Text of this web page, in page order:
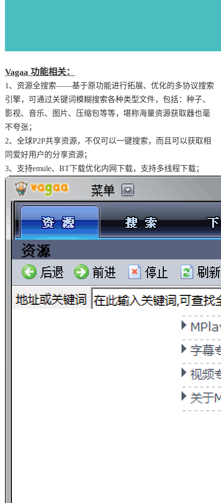
Vagaa 功能相关：
1、资源全搜索——基于原功能进行拓展、优化的多协议搜索
引擎，可通过关键词模糊搜索各种类型文件，包括：种子、
影视、音乐、图片、压缩包等等，堪称海量资源获取器也毫
不夸张；
2、全球P2P共享资源，不仅可以一键搜索，而且可以获取相
同爱好用户的分享资源；
3、支持emule、BT下载优化内网下载，支持多线程下载；